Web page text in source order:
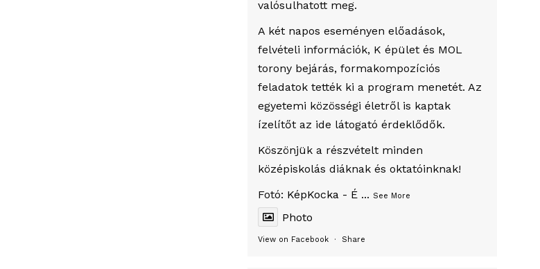
valósulhatott meg.
A két napos eseményen előadások,
felvételi információk, K épület és MOL
torony bejárás, formakompozíciós
feladatok tették ki a program menetét. Az
egyetemi közösségi életről is kaptak
ízelítőt az ide látogató érdeklődők.
Köszönjük a részvételt minden
középiskolás diáknak és oktatóinknak!
Fotó: KépKocka - É ... See More
Photo
View on Facebook · Share